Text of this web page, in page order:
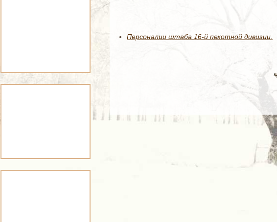
Персоналии штаба 16-й пехотной дивизии.